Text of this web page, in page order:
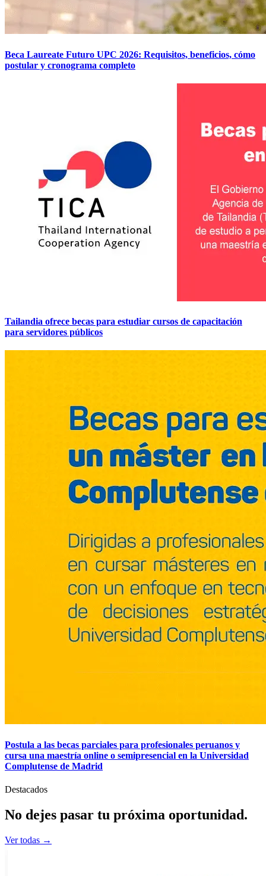
Beca Laureate Futuro UPC 2026: Requisitos, beneficios, cómo
postular y cronograma completo
Tailandia ofrece becas para estudiar cursos de capacitación
para servidores públicos
Postula a las becas parciales para profesionales peruanos y
cursa una maestría online o semipresencial en la Universidad
Complutense de Madrid
Destacados
No dejes pasar tu próxima oportunidad.
Ver todas →